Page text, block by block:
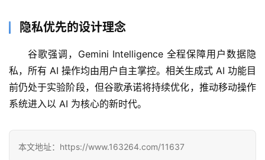
用
行
好
登录 注册
隐私优先的设计理念
谷歌强调，Gemini Intelligence 全程保障用户数据隐
私，所有 AI 操作均由用户自主掌控。相关生成式 AI 功能目
前仍处于实验阶段，但谷歌承诺将持续优化，推动移动操作
系统进入以 AI 为核心的新时代。
本文地址：https://www.163264.com/11637